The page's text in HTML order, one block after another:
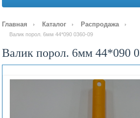
Главная Каталог Распродажа
Валик порол. 6мм 44*090 0360-09
Валик порол. 6мм 44*090